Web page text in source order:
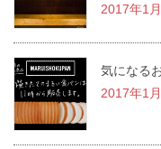
2017年1
気になる
2017年1